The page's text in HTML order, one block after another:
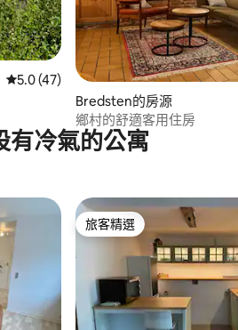
從 47 則評價中獲得 5.0 的平均評分（
5.0 (47)
Bredsten的房源
鄉村的舒適客用住房
有冷氣的公寓
旅客精選
旅客精選